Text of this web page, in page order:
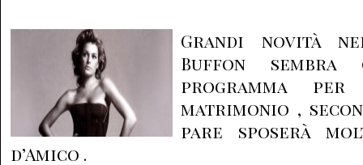
Grandi novità
Buffon
programma
matrimonio ,
pare sposerà
d’Amico .